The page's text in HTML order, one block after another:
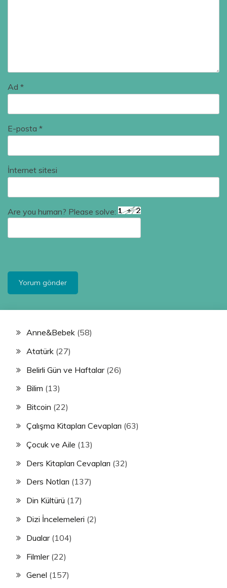
Ad *
E-posta *
İnternet sitesi
Are you human? Please solve:
Anne&Bebek (58)
Atatürk (27)
Belirli Gün ve Haftalar(26)
Bilim (13)
Bitcoin (22)
Çalışma Kitapları Cevapları (63)
Çocuk ve Aile (13)
Ders Kitapları Cevapları (32)
Ders Notları (137)
Din Kültürü (17)
Dizi İncelemeleri (2)
Dualar(104)
Filmler(22)
Genel (157)